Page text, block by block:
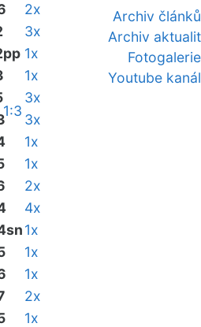
Archiv článků
Archiv aktualit
Fotogalerie
Youtube kanál
2x
3x
1x
1x
3x
3x
1x
1x
2x
4x
1x
1x
1x
2x
1x